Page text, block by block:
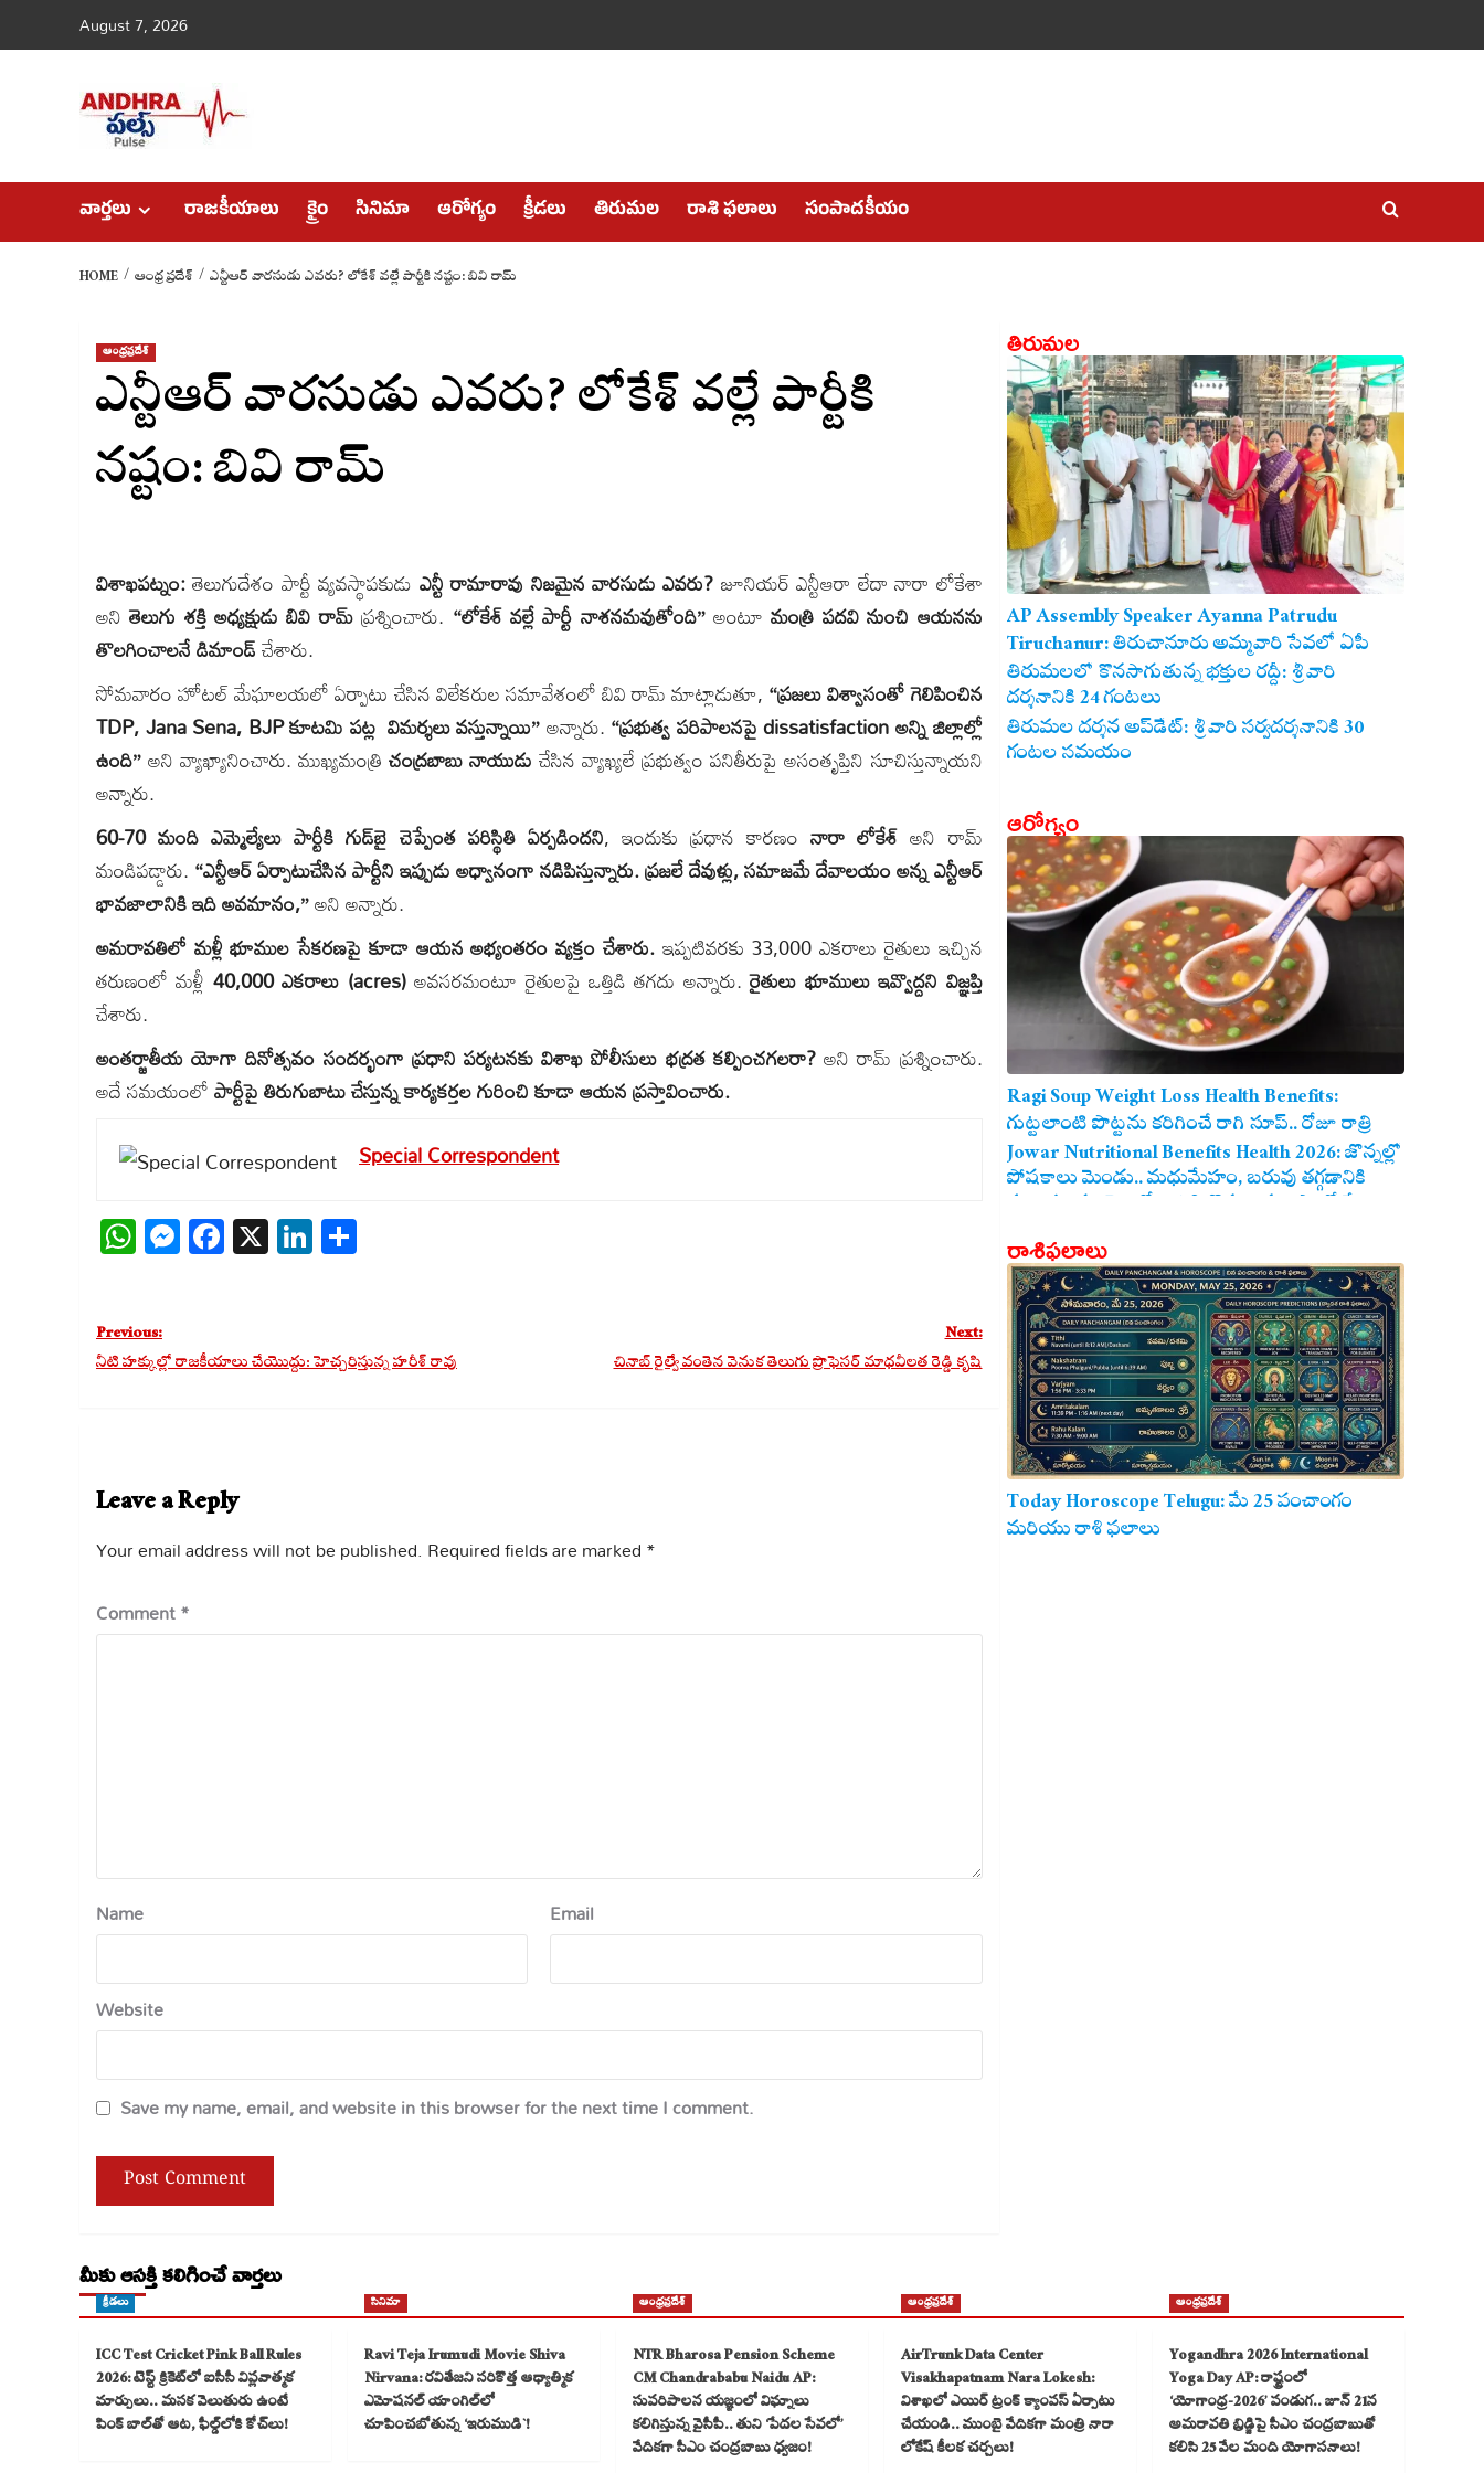
to
August 7, 2026
వార్తలు రాజకీయాలు క్రైం సినిమా ఆరోగ్యం క్రీడలు తిరుమల రాశి ఫలాలు సంపాదకీయం
HOME ఆంధ్రప్రదేశ్ ఎన్టీఆర్ వారసుడు ఎవరు? లోకేశ్ వల్లే పార్టీకి నష్టం: బివి రామ్
ఆంధ్రప్రదేశ్
ఎన్టీఆర్ వారసుడు ఎవరు? లోకేశ్ వల్లే పార్టీకి
నష్టం: బివి రామ్
విశాఖపట్నం:తెలుగుదేశం పార్టీ వ్యవస్థాపకుడు ఎన్టీ రామారావు నిజమైన వారసుడు ఎవరు?జూనియర్ ఎన్టీఆరా లేదా నారా లోకేశా
అనితెలుగు శక్తి అధ్యక్షుడు బివి రామ్ప్రశ్నించారు. “లోకేశ్ వల్లే పార్టీ నాశనమవుతోంది”అంటూమంత్రి పదవి నుంచి ఆయనను
తొలగించాలనే డిమాండ్చేశారు.
సోమవారం హోటల్ మేఘాలయలో ఏర్పాటు చేసిన విలేకరుల సమావేశంలో బివి రామ్ మాట్లాడుతూ,“ప్రజలు విశ్వాసంతో గెలిపించిన
TDP, Jana Sena, BJP కూటమి పట్ల విమర్శలు వస్తున్నాయి”అన్నారు.“ప్రభుత్వ పరిపాలనపై dissatisfaction అన్ని జిల్లాల్లో
ఉంది”అని వ్యాఖ్యానించారు. ముఖ్యమంత్రిచంద్రబాబు నాయుడుచేసిన వ్యాఖ్యలే ప్రభుత్వం పనితీరుపై అసంతృప్తిని సూచిస్తున్నాయని
అన్నారు.
60-70 మంది ఎమ్మెల్యేలు పార్టీకి గుడ్‌బై చెప్పేంత పరిస్థితి ఏర్పడిందని, ఇందుకు ప్రధాన కారణంనారా లోకేశ్ అని రామ్
మండిపడ్డారు.“ఎన్టీఆర్ ఏర్పాటుచేసిన పార్టీని ఇప్పుడు అధ్వానంగా నడిపిస్తున్నారు. ప్రజలే దేవుళ్లు, సమాజమే దేవాలయం అన్న ఎన్టీఆర్
భావజాలానికి ఇది అవమానం,”అని అన్నారు.
అమరావతిలో మళ్లీ భూముల సేకరణపై కూడా ఆయన అభ్యంతరం వ్యక్తం చేశారు.ఇప్పటివరకు 33,000 ఎకరాలు రైతులు ఇచ్చిన
తరుణంలో మళ్లీ 40,000 ఎకరాలు (acres)అవసరమంటూ రైతులపై ఒత్తిడి తగదు అన్నారు.రైతులు భూములు ఇవ్వొద్దని విజ్ఞప్తి
చేశారు.
అంతర్జాతీయ యోగా దినోత్సవం సందర్భంగా ప్రధాని పర్యటనకు విశాఖ పోలీసులు భద్రత కల్పించగలరా?అని రామ్ ప్రశ్నించారు.
అదే సమయంలోపార్టీపై తిరుగుబాటు చేస్తున్న కార్యకర్తల గురించి కూడా ఆయన ప్రస్తావించారు.
Special Correspondent
WhatsApp
Messenger
Facebook
X LinkedIn
Post
navigation
Previous:
నీటి హక్కుల్లో రాజకీయాలు చేయొద్దు: హెచ్చరిస్తున్న హరీశ్ రావు
Next:
చినాబ్ రైల్వే వంతెన వెనుక తెలుగు ప్రొఫెసర్ మాధవీలత రెడ్డి కృషి
Leave a Reply
Your email address will not be published. Required fields are marked*
Comment*
Name Email
Website
Save my name, email, and website in this browser for the next time I comment.
తిరుమల
AP Assembly Speaker Ayanna Patrudu
Tiruchanur: తిరుచానూరు అమ్మవారి సేవలో ఏపీ
అసెంబ్లీ స్పీకర్.. కుటుంబ సమేతంగా దర్శించుకున్న
అయ్యన్నపాత్రుడు!
తిరుమలలో కొనసాగుతున్న భక్తుల రద్దీ: శ్రీవారి
దర్శనానికి 24 గంటలు
తిరుమల దర్శన అప్‌డేట్: శ్రీవారి సర్వదర్శనానికి 30
గంటల సమయం
ఆరోగ్యం
Ragi Soup Weight Loss Health Benefits:
గుట్టలాంటి పొట్టను కరిగించే రాగి సూప్.. రోజూ రాత్రి
తాగితే బరువు తగ్గడం ఖాయం!
Jowar Nutritional Benefits Health 2026: జొన్నల్లో
పోషకాలు మెండు.. మధుమేహం, బరువు తగ్గడానికి
మరియు గుండె ఆరోగ్యానికి జొన్న అన్నం ఎంతో మేలు!
రాశిఫలాలు
Today Horoscope Telugu: మే 25 పంచాంగం
మరియు రాశి ఫలాలు
మీకు ఆసక్తి కలిగించే వార్తలు
క్రీడలు
ICC Test Cricket Pink Ball Rules
2026: టెస్ట్ క్రికెట్‌లో ఐసీసీ విప్లవాత్మక
మార్పులు.. మసక వెలుతురు ఉంటే
పింక్ బాల్‌తో ఆట, ఫీల్డ్‌లోకి కోచ్‌లు!
సినిమా
Ravi Teja Irumudi Movie Shiva
Nirvana: రవితేజని సరికొత్త ఆధ్యాత్మిక
ఎమోషనల్ యాంగిల్‌లో
చూపించబోతున్న ‘ఇరుముడి`!
ఆంధ్రప్రదేశ్
NTR Bharosa Pension Scheme
CM Chandrababu Naidu AP:
సుపరిపాలన యజ్ఞంలో విఘ్నాలు
కలిగిస్తున్న వైసీపీ.. తుని ‘పేదల సేవలో’
వేదికగా సీఎం చంద్రబాబు ధ్వజం!
ఆంధ్రప్రదేశ్
AirTrunk Data Center
Visakhapatnam Nara Lokesh:
విశాఖలో ఎయిర్ ట్రంక్ క్యాంపస్ ఏర్పాటు
చేయండి.. ముంబై వేదికగా మంత్రి నారా
లోకేష్ కీలక చర్చలు!
ఆంధ్రప్రదేశ్
Yogandhra 2026 International
Yoga Day AP: రాష్ట్రంలో
‘యోగాంధ్ర-2026’ పండుగ.. జూన్ 21న
అమరావతి బ్రిడ్జిపై సీఎం చంద్రబాబుతో
కలిసి 25 వేల మంది యోగాసనాలు!